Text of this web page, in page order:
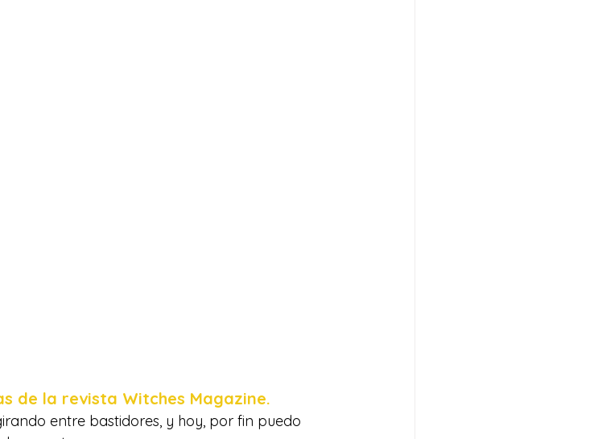
de la revista Witches Magazine.
entre bastidores, y hoy, por fin puedo